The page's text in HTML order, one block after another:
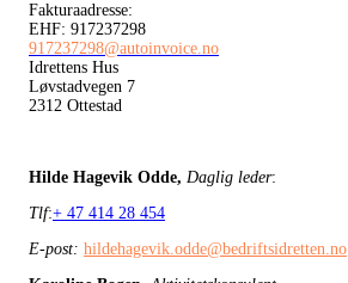
Fakturaadresse:
EHF: 917237298
917237298@autoinvoice.no
Idrettens Hus
Løvstadvegen 7
2312 Ottestad
Hilde Hagevik Odde, Daglig leder:
Tlf:+ 47 414 28 454
E-post: hildehagevik.odde@bedriftsidretten.no